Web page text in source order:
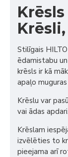
Stilīgais
ēdamistabu
krēsls ir kā
apaļo
Krēslu var
vai ādas apdari.
Krēslam
izvēlēties to
pieejama arī